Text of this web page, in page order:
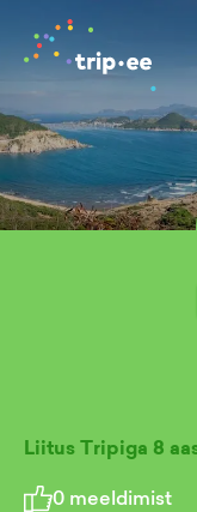
Liitus Tripiga 8
0 meeldimist